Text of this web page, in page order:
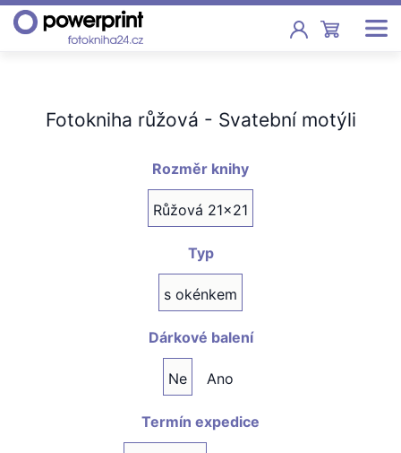
Pevná vazba, sešity, poukazy
Fotokalendáře
Fotokniha růžová - Svatební motýli
Rozměr knihy
Růžová 21x21
Typ
s okénkem
Dárkové balení
Ne Ano
Termín expedice